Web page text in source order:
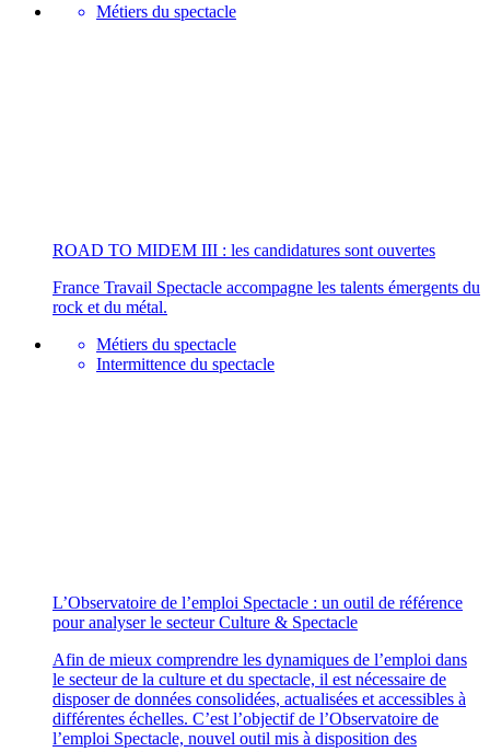
Métiers du spectacle
ROAD TO MIDEM III : les candidatures sont ouvertes
France Travail Spectacle accompagne les talents émergents du
rock et du métal.
Métiers du spectacle
Intermittence du spectacle
L’Observatoire de l’emploi Spectacle : un outil de référence
pour analyser le secteur Culture & Spectacle
Afin de mieux comprendre les dynamiques de l’emploi dans
le secteur de la culture et du spectacle, il est nécessaire de
disposer de données consolidées, actualisées et accessibles à
différentes échelles. C’est l’objectif de l’Observatoire de
l’emploi Spectacle, nouvel outil mis à disposition des